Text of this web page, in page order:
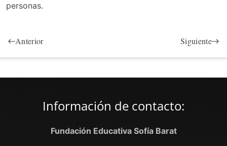
personas.
Anterior Siguiente
Información de contacto:
Fundación Educativa Sofía Barat